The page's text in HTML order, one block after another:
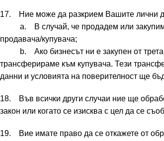
17. Ние може да разкрием Вашите лични
a. В случай, че продадем или закупим
продавача/купувача;
b. Ако бизнесът ни е закупен от трета
трансферираме към купувача. Тези
данни и условията на поверителност ще
18. Във всички други случаи ние ще
закон или когато се изисква с цел да се
19. Вие имате право да се откажете от